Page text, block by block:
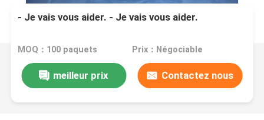
- Je vais vous aider. - Je vais vous aider.
MOQ：100 paquets Prix：Négociable
meilleur prix Contactez nous